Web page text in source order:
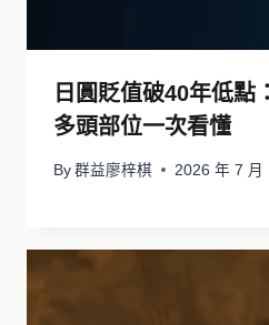
日圓貶值破40年低點
多頭部位一次看懂
By 群益廖梓棋 2026 年 7 月